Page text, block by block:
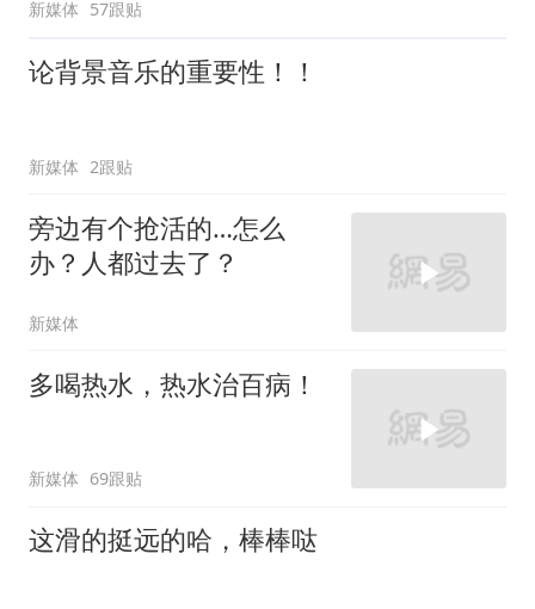
新媒体 57跟贴
论背景音乐的重要性！！
新媒体 2跟贴
旁边有个抢活的…怎么
办？人都过去了？
新媒体
多喝热水，热水治百病！
新媒体 69跟贴
这滑的挺远的哈，棒棒哒